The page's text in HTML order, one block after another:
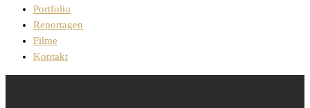
Portfolio
Reportagen
Filme
Kontakt